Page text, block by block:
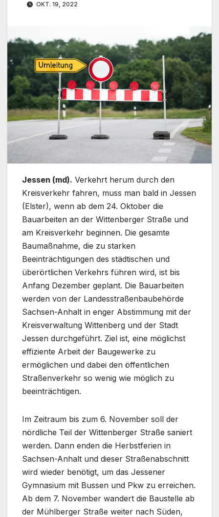
OKT. 19, 2022
Jessen (md). Verkehrt herum durch den
Kreisverkehr fahren, muss man bald in Jessen
(Elster), wenn ab dem 24. Oktober die
Bauarbeiten an der Wittenberger Straße und
am Kreisverkehr beginnen. Die gesamte
Baumaßnahme, die zu starken
Beeinträchtigungen des städtischen und
überörtlichen Verkehrs führen wird, ist bis
Anfang Dezember geplant. Die Bauarbeiten
werden von der Landesstraßenbaubehörde
Sachsen-Anhalt in enger Abstimmung mit der
Kreisverwaltung Wittenberg und der Stadt
Jessen durchgeführt. Ziel ist, eine möglichst
effiziente Arbeit der Baugewerke zu
ermöglichen und dabei den öffentlichen
Straßenverkehr so wenig wie möglich zu
beeinträchtigen.
Im Zeitraum bis zum 6. November soll der
nördliche Teil der Wittenberger Straße saniert
werden. Dann enden die Herbstferien in
Sachsen-Anhalt und dieser Straßenabschnitt
wird wieder benötigt, um das Jessener
Gymnasium mit Bussen und Pkw zu erreichen.
Ab dem 7. November wandert die Baustelle ab
der Mühlberger Straße weiter nach Süden,